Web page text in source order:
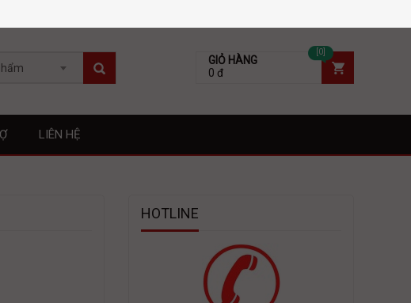
GIỎ HÀNG
0 đ
[0]
LIÊN HỆ
HOTLINE